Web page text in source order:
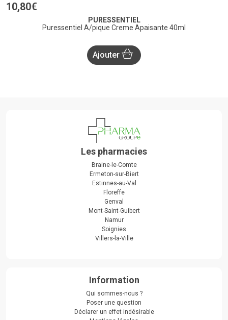
10,80€
PURESSENTIEL
Puressentiel A/pique Creme Apaisante 40ml
Ajouter
Les pharmacies
Braine-le-Comte
Ermeton-sur-Biert
Estinnes-au-Val
Floreffe
Genval
Mont-Saint-Guibert
Namur
Soignies
Villers-la-Ville
Information
Qui sommes-nous ?
Poser une question
Déclarer un effet indésirable